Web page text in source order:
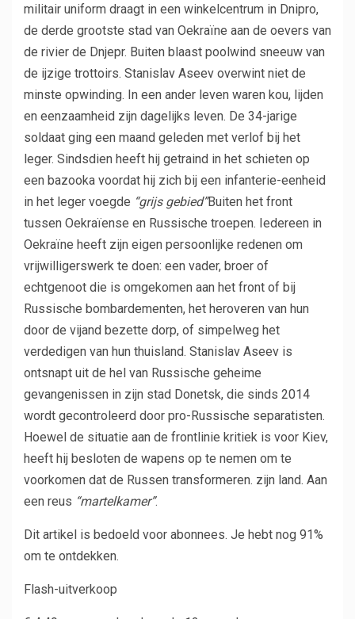
militair uniform draagt ​​in een winkelcentrum in Dnipro,
de derde grootste stad van Oekraïne aan de oevers van
de rivier de Dnjepr. Buiten blaast poolwind sneeuw van
de ijzige trottoirs. Stanislav Aseev overwint niet de
minste opwinding. In een ander leven waren kou, lijden
en eenzaamheid zijn dagelijks leven. De 34-jarige
soldaat ging een maand geleden met verlof bij het
leger. Sindsdien heeft hij getraind in het schieten op
een bazooka voordat hij zich bij een infanterie-eenheid
in het leger voegde “grijs gebied”Buiten het front
tussen Oekraïense en Russische troepen. Iedereen in
Oekraïne heeft zijn eigen persoonlijke redenen om
vrijwilligerswerk te doen: een vader, broer of
echtgenoot die is omgekomen aan het front of bij
Russische bombardementen, het heroveren van hun
door de vijand bezette dorp, of simpelweg het
verdedigen van hun thuisland. Stanislav Aseev is
ontsnapt uit de hel van Russische geheime
gevangenissen in zijn stad Donetsk, die sinds 2014
wordt gecontroleerd door pro-Russische separatisten.
Hoewel de situatie aan de frontlinie kritiek is voor Kiev,
heeft hij besloten de wapens op te nemen om te
voorkomen dat de Russen transformeren. zijn land. Aan
een reus “martelkamer”.
Dit artikel is bedoeld voor abonnees. Je hebt nog 91%
om te ontdekken.
Flash-uitverkoop